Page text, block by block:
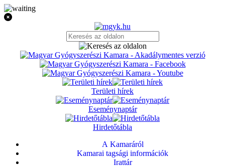
Területi hírek
Eseménynaptár
Hirdetőtábla
A Kamaráról
Kamarai tagsági információk
Irattár